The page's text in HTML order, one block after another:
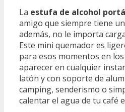
La estufa de alcohol
amigo que siempre tiene
además, no le importa
Este mini quemador es
para esos momentos en
aparecer en cualquier
latón y con soporte de
camping, senderismo o
calentar el agua de tu café